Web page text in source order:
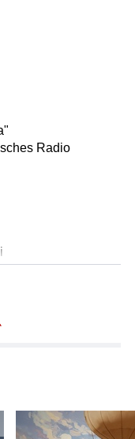
Radio
Klavier